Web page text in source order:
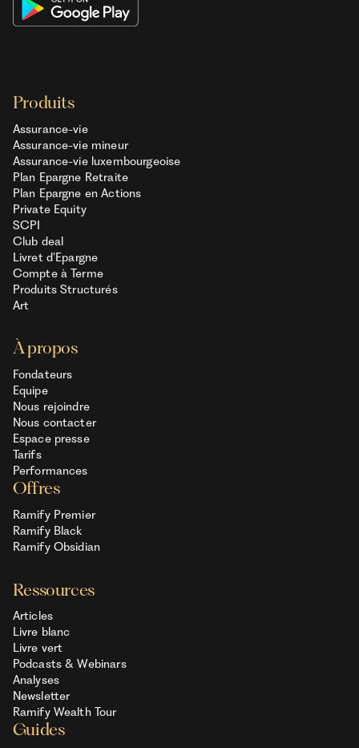
Produits
Assurance-vie
Assurance-vie mineur
Assurance-vie luxembourgeoise
Plan Epargne Retraite
Plan Epargne en Actions
Private Equity
SCPI
Club deal
Livret d’Epargne
Compte à Terme
Produits Structurés
Art
À propos
Fondateurs
Equipe
Nous rejoindre
Nous contacter
Espace presse
Tarifs
Performances
Offres
Ramify Premier
Ramify Black
Ramify Obsidian
Ressources
Articles
Livre blanc
Livre vert
Podcasts & Webinars
Analyses
Newsletter
Ramify Wealth Tour
Guides